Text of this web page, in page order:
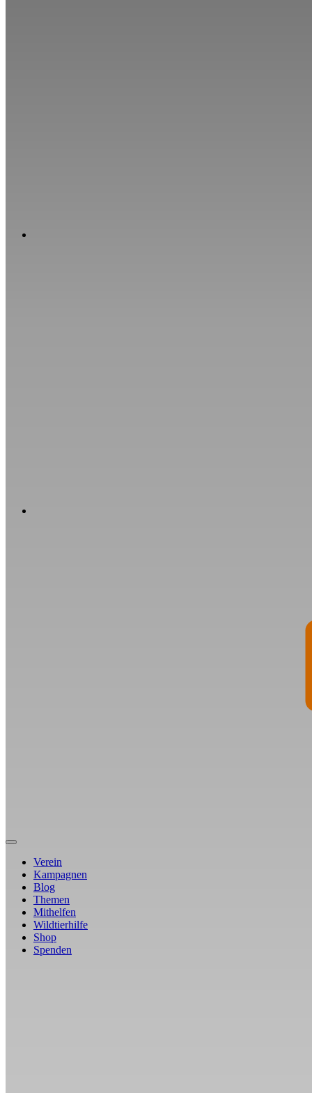
Verein
Kampagnen
Blog
Themen
Mithelfen
Wildtierhilfe
Shop
Spenden